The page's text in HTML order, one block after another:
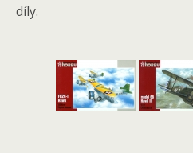
díly.